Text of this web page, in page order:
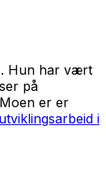
Hun har vært
på
er er
i